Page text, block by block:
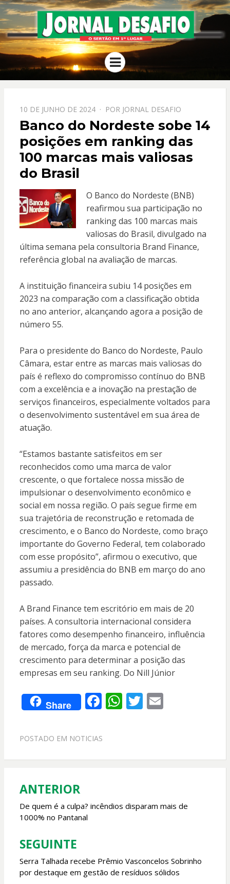
JORNAL
DESAFIO
O Sertão em 1º Lugar
Menu
PPOSTADO
EM
10 DE JUNHO DE 2024 POR JORNAL DESAFIO
Banco do Nordeste sobe 14
posições em ranking das
100 marcas mais valiosas
do Brasil
O Banco do Nordeste (BNB)
reafirmou sua participação no
ranking das 100 marcas mais
valiosas do Brasil, divulgado na
última semana pela consultoria Brand Finance,
referência global na avaliação de marcas.
A instituição financeira subiu 14 posições em
2023 na comparação com a classificação obtida
no ano anterior, alcançando agora a posição de
número 55.
Para o presidente do Banco do Nordeste, Paulo
Câmara, estar entre as marcas mais valiosas do
país é reflexo do compromisso contínuo do BNB
com a excelência e a inovação na prestação de
serviços financeiros, especialmente voltados para
o desenvolvimento sustentável em sua área de
atuação.
“Estamos bastante satisfeitos em ser
reconhecidos como uma marca de valor
crescente, o que fortalece nossa missão de
impulsionar o desenvolvimento econômico e
social em nossa região. O país segue firme em
sua trajetória de reconstrução e retomada de
crescimento, e o Banco do Nordeste, como braço
importante do Governo Federal, tem colaborado
com esse propósito”, afirmou o executivo, que
assumiu a presidência do BNB em março do ano
passado.
A Brand Finance tem escritório em mais de 20
países. A consultoria internacional considera
fatores como desempenho financeiro, influência
de mercado, força da marca e potencial de
crescimento para determinar a posição das
empresas em seu ranking. Do Nill Júnior
Share F
e
o
k
W
A
p
T E
POSTADO EM NOTICIAS
Navegação
de
Post
ANTERIOR
De quem é a culpa? incêndios disparam mais de
1000% no Pantanal
SEGUINTE
Serra Talhada recebe Prêmio Vasconcelos Sobrinho
por destaque em gestão de resíduos sólidos